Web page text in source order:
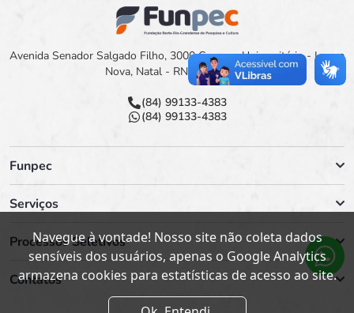
Avenida Senador Salgado Filho, 3000 Campus Universitário - Lagoa
Nova, Natal - RN, 59078-900
(84) 99133-4383
(84) 99133-4383
Funpec
Serviços
Processos Seletivos
Contatos
Navegue à vontade! Nosso site não coleta dados
sensíveis dos usuários, apenas o Google Analytics
armazena cookies para estatísticas de acesso ao site.